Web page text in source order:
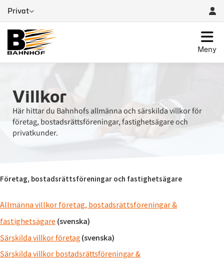
Privat
Meny
Villkor
Här hittar du Bahnhofs allmänna och särskilda villkor för
företag, bostadsrättsföreningar, fastighetsägare och
privatkunder.
Företag, bostadsrättsföreningar och fastighetsägare
Allmänna villkor företag, bostadsrättsföreningar &
fastighetsägare (svenska)
Särskilda villkor företag (svenska)
Särskilda villkor bostadsrättsföreningar &